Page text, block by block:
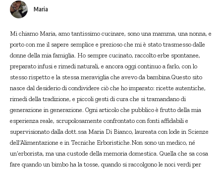
Maria
Mi chiamo Maria, amo tantissimo cucinare, sono una mamma, una nonna, e
porto con me il sapere semplice e prezioso che mi è stato trasmesso dalle
donne della mia famiglia. Ho sempre cucinato, raccolto erbe spontanee,
preparato infusi e rimedi naturali, e ancora oggi continuo a farlo, con lo
stesso rispetto e la stessa meraviglia che avevo da bambina.Questo sito
nasce dal desiderio di condividere ciò che ho imparato: ricette autentiche,
rimedi della tradizione, e piccoli gesti di cura che si tramandano di
generazione in generazione. Ogni articolo che pubblico è frutto della mia
esperienza reale, scrupolosamente confrontato con fonti affidabili e
supervisionato dalla dott.ssa Maria Di Bianco, laureata con lode in Scienze
dell’Alimentazione e in Tecniche Erboristiche.Non sono un medico, né
un’erborista, ma una custode della memoria domestica. Quella che sa cosa
fare quando un bimbo ha la tosse, quando si raccolgono le noci verdi per